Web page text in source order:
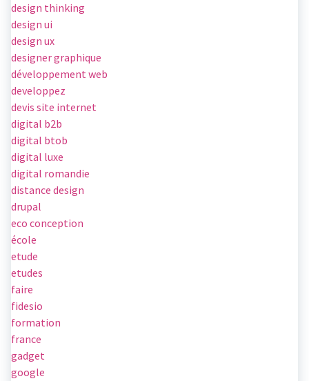
design thinking
design ui
design ux
designer graphique
développement web
developpez
devis site internet
digital b2b
digital btob
digital luxe
digital romandie
distance design
drupal
eco conception
école
etude
etudes
faire
fidesio
formation
france
gadget
google